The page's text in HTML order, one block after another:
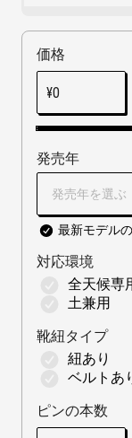
価格
¥0
発売年
発売年を選ぶ
最新モデル
対応環境
全天候専
土兼用
靴紐タイプ
紐あり
ベルトあ
ピンの本数